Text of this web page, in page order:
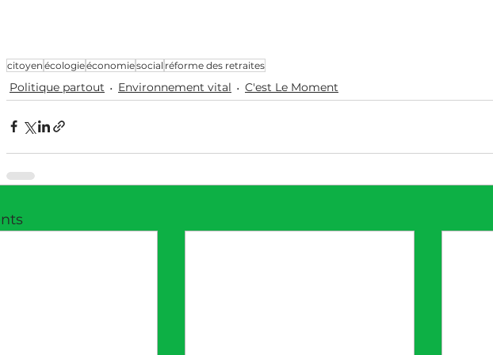
citoyen écologieéconomiesocial réforme des retraites
Politique partout Environnement vital C'est Le Moment